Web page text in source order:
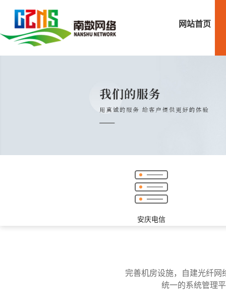
网站首页
安庆电信
完善机房设施，自建光纤网
统一的系统管理